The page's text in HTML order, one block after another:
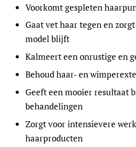
Voorkomt gespleten
Gaat vet haar tegen en
model blijft
Kalmeert een onrustige en
Behoud haar- en
Geeft een mooier resultaat
behandelingen
Zorgt voor intensievere
haarproducten